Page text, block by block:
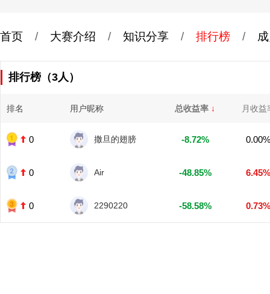
首页 / 大赛介绍 / 知识分享 / 排行榜 /
排行榜（3人）
排名 用户昵称 总收益率 ↓ 月收益
0 撒旦的翅膀 -8.72% 0.00%
0 Air -48.85% 6.45%
0 2290220 -58.58% 0.73%